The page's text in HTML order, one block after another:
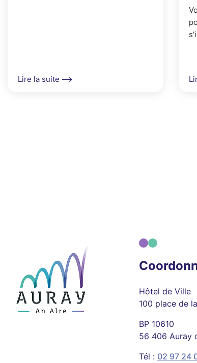
Lire la suite
Hôtel de Ville
100 place de
BP 10610
56 406 Auray
Tél : 02 97 24